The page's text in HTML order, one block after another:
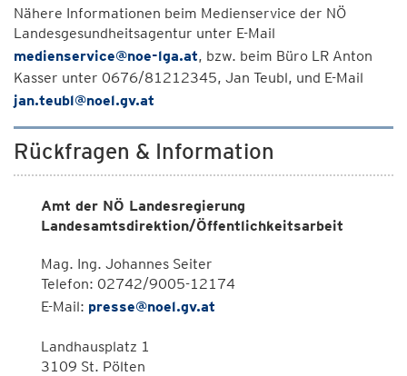
Nähere Informationen beim Medienservice der NÖ
Landesgesundheitsagentur unter E-Mail
medienservice@noe-lga.at, bzw. beim Büro LR Anton
Kasser unter 0676/81212345, Jan Teubl, und E-Mail
jan.teubl@noel.gv.at
Rückfragen & Information
Amt der NÖ Landesregierung
Landesamtsdirektion/Öffentlichkeitsarbeit
Mag. Ing. Johannes Seiter
Telefon: 02742/9005-12174
E-Mail: presse@noel.gv.at
Landhausplatz 1
3109 St. Pölten